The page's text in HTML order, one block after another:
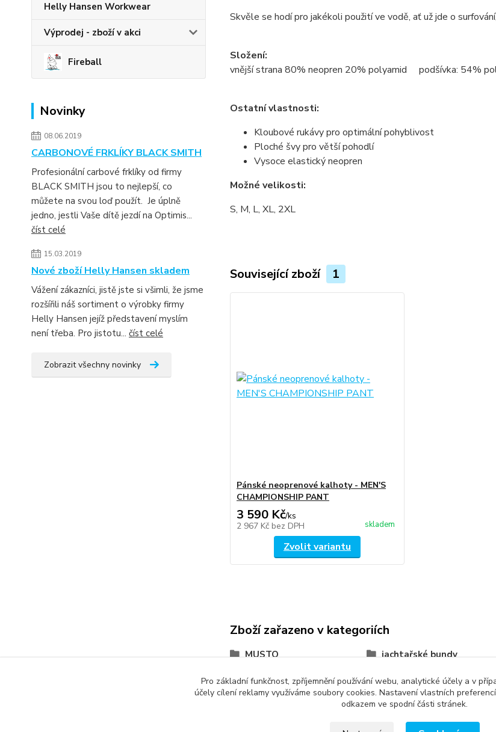
Helly Hansen Workwear
Výprodej - zboží v akci
Fireball
Novinky
08.06.2019
CARBONOVÉ FRKLÍKY BLACK SMITH
Profesionální carbové frklíky od firmy
BLACK SMITH jsou to nejlepší, co
můžete na svou loď použít. Je úplně
jedno, jestli Vaše dítě jezdí na Optimis...
číst celé
15.03.2019
Nové zboží Helly Hansen skladem
Vážení zákazníci, jistě jste si všimli, že jsme
rozšířili náš sortiment o výrobky firmy
Helly Hansen jejíž představení myslím
není třeba. Pro jistotu... číst celé
Zobrazit všechny novinky
Skvěle se hodí pro jakékoli použití ve vodě, ať už jde o
Složení:
vnější strana 80% neopren 20% polyamid podšívka: 54%
Ostatní vlastnosti:
Kloubové rukávy pro optimální pohyblivost
Ploché švy pro větší pohodlí
Vysoce elastický neopren
Možné velikosti:
S, M, L, XL, 2XL
Související zboží 1
Pánské neoprenové kalhoty - MEN'S
CHAMPIONSHIP PANT
3 590 Kč/ks
2 967 Kč bez DPH skladem
Zvolit variantu
Zboží zařazeno v kategoriích
MUSTO jachtařské bundy
Pro základní funkčnost, zpříjemnění používání webu, analytické účely a v
účely cílení reklamy využíváme soubory cookies. Nastavení vlastních
odkazem ve spodní části stránek.